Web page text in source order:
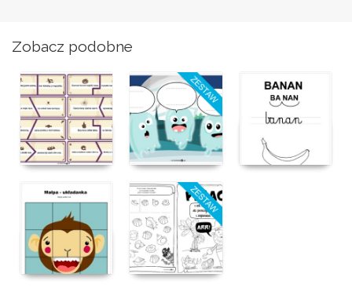
Zobacz podobne